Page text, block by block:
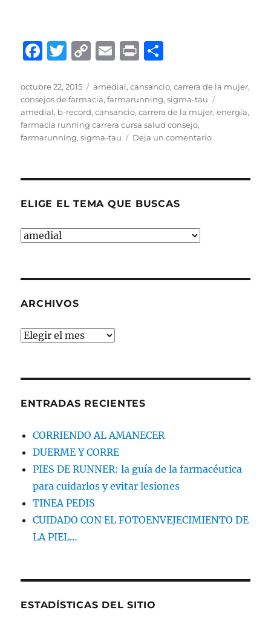
F
c
e
b
o
k
T
it
te
r
C
p
y
Li
n
E
ai
l
P
n
t
m
p
a
rt
Publicado
el
octubre 22, 2015 Categorías
amedial,cansancio,carrera de la mujer,
consejos de farmacia,farmarunning,sigma-tau
amedial, b-record,cansancio,carrera de la mujer,energía,
farmacia running carrera cursa salud consejo,
farmarunning,sigma-tau Deja un comentarioen
ELIGE EL TEMA QUE BUSCAS
ELIGE
BUSCAS
ARCHIVOS
Archivos
ENTRADAS RECIENTES
CORRIENDO AL AMANECER
DUERME Y CORRE
PIES DE RUNNER: la guía de la farmacéutica
para cuidarlos y evitar lesiones
TINEA PEDIS
CUIDADO CON EL FOTOENVEJECIMIENTO DE
LA PIEL…
ESTADÍSTICAS DEL SITIO